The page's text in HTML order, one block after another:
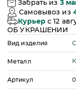
Забрать из 3
Самовывоз из
Курьер c 12
ОБ УКРАШЕНИИ
Вид изделия
Металл
Артикул